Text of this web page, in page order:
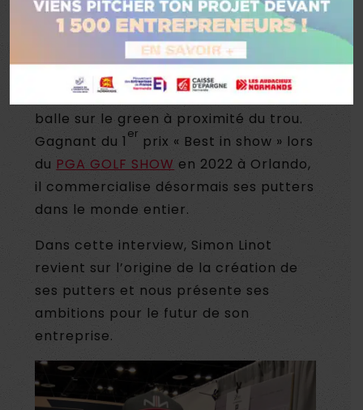
créé « Runner», des putters de golf
révolutionnaires avec un système de
contrepoids pour corriger le
mouvement. Le putter de golf est le
club qui permet au joueur d’amener la
balle sur le green à proximité du trou.
Gagnant du 1 er prix « Best in show » lors
du PGA GOLF SHOW en 2022 à Orlando,
il commercialise désormais ses putters
dans le monde entier.
Dans cette interview, Simon Linot
revient sur l’origine de la création de
ses putters et nous présente ses
ambitions pour le futur de son
entreprise.